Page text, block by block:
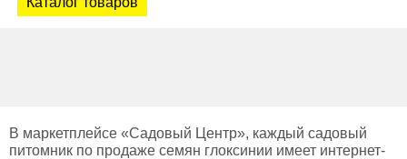
В маркетплейсе «Садовый Центр», каждый садовый
питомник по продаже семян глоксинии имеет интернет-